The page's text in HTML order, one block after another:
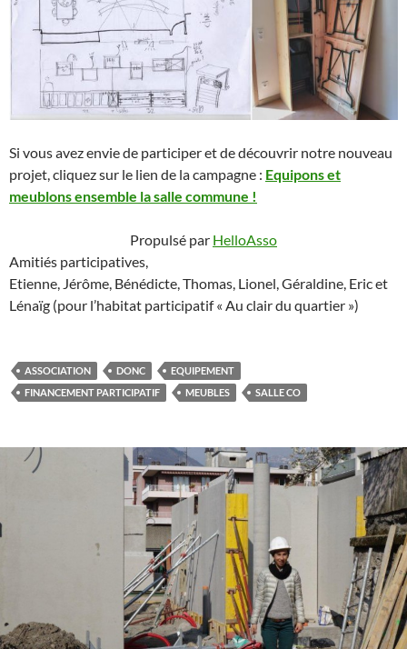
Si vous avez envie de participer et de découvrir notre nouveau
projet, cliquez sur le lien de la campagne : Equipons et
meublons ensemble la salle commune !
Propulsé par HelloAsso
Amitiés participatives,
Etienne, Jérôme, Bénédicte, Thomas, Lionel, Géraldine, Eric et
Lénaïg (pour l’habitat participatif « Au clair du quartier »)
ASSOCIATION DONC
EQUIPEMENT
FINANCEMENT PARTICIPATIF
MEUBLES SALLE CO